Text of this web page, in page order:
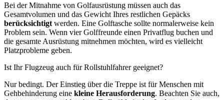
Bei der Mitnahme von Golfausrüstung müssen auch das
Gesamtvolumen und das Gewicht Ihres restlichen Gepäcks
berücksichtigt werden. Eine Golftasche sollte normalerweise kein
Problem sein. Wenn vier Golffreunde einen Privatflug buchen und
die gesamte Ausrüstung mitnehmen möchten, wird es vielleicht
Platzprobleme geben.
Ist Ihr Flugzeug auch für Rollstuhlfahrer geeignet?
Nur bedingt. Der Einstieg über die Treppe ist für Menschen mit
Gehbehinderung eine kleine Herausforderung. Beachten Sie auch,